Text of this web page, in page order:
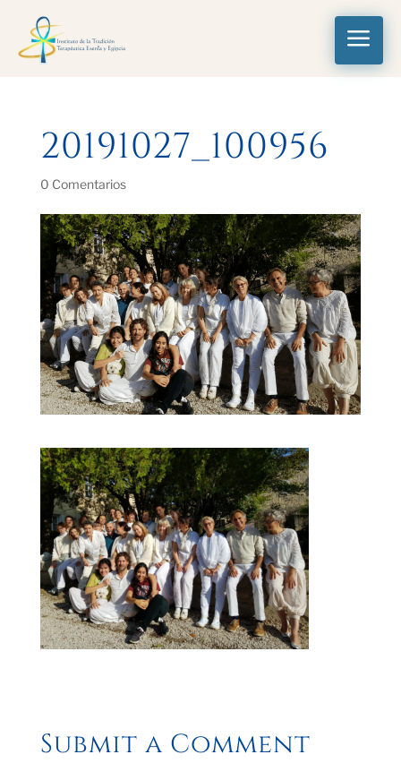
a
20191027_100956
0 Comentarios
Submit a Comment